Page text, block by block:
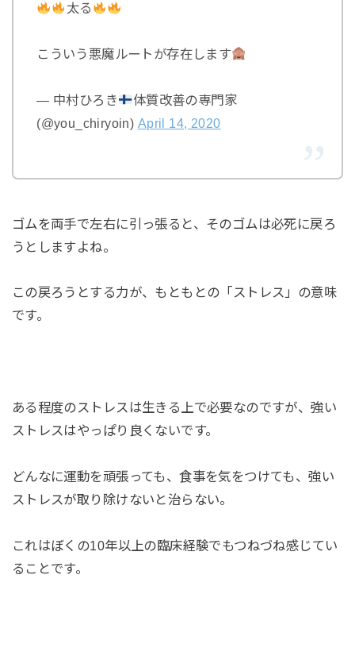
太る
こういう悪魔ルートが存在します
— 中村ひろき
体質改善の専門家
(@you_chiryoin) April 14, 2020
ゴムを両手で左右に引っ張ると、そのゴムは必死に戻ろ
うとしますよね。
この戻ろうとする力が、もともとの「ストレス」の意味
です。
ある程度のストレスは生きる上で必要なのですが、強い
ストレスはやっぱり良くないです。
どんなに運動を頑張っても、食事を気をつけても、強い
ストレスが取り除けないと治らない。
これはぼくの10年以上の臨床経験でもつねづね感じてい
ることです。